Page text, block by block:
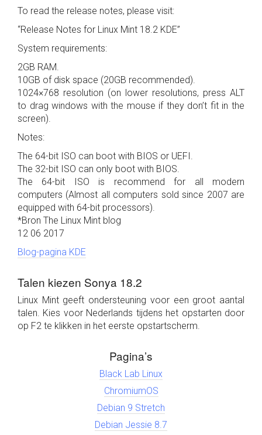
To read the release notes, please visit:
“Release Notes for Linux Mint 18.2 KDE”
System requirements:
2GB RAM.
10GB of disk space (20GB recommended).
1024×768 resolution (on lower resolutions, press ALT
to drag windows with the mouse if they don’t fit in the
screen).
Notes:
The 64-bit ISO can boot with BIOS or UEFI.
The 32-bit ISO can only boot with BIOS.
The 64-bit ISO is recommend for all modern
computers (Almost all computers sold since 2007 are
equipped with 64-bit processors).
*Bron The Linux Mint blog
12 06 2017
Blog-pagina KDE
Talen kiezen Sonya 18.2
Linux Mint geeft ondersteuning voor een groot aantal
talen. Kies voor Nederlands tijdens het opstarten door
op F2 te klikken in het eerste opstartscherm.
Pagina’s
Black Lab Linux
ChromiumOS
Debian 9 Stretch
Debian Jessie 8.7